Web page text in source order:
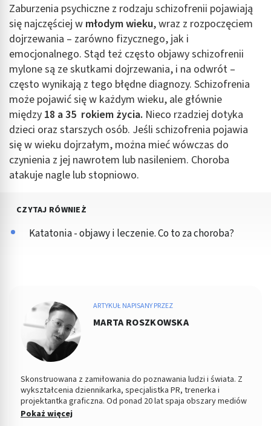
Zaburzenia psychiczne z rodzaju schizofrenii pojawiają
się najczęściej w młodym wieku, wraz z rozpoczęciem
dojrzewania – zarówno fizycznego, jak i
emocjonalnego. Stąd też często objawy schizofrenii
mylone są ze skutkami dojrzewania, i na odwrót –
często wynikają z tego błędne diagnozy. Schizofrenia
może pojawić się w każdym wieku, ale głównie
między 18 a 35 rokiem życia. Nieco rzadziej dotyka
dzieci oraz starszych osób. Jeśli schizofrenia pojawia
się w wieku dojrzałym, można mieć wówczas do
czynienia z jej nawrotem lub nasileniem. Choroba
atakuje nagle lub stopniowo.
CZYTAJ RÓWNIEŻ
Katatonia - objawy i leczenie. Co to za choroba?
ARTYKUŁ NAPISANY PRZEZ
MARTA ROSZKOWSKA
Skonstruowana z zamiłowania do poznawania ludzi i świata. Z
wykształcenia dziennikarka, specjalistka PR, trenerka i
projektantka graficzna. Od ponad 20 lat spaja obszary mediów
tradycyjnych z nowymi, współpracując po drodze z
Pokaż więcej